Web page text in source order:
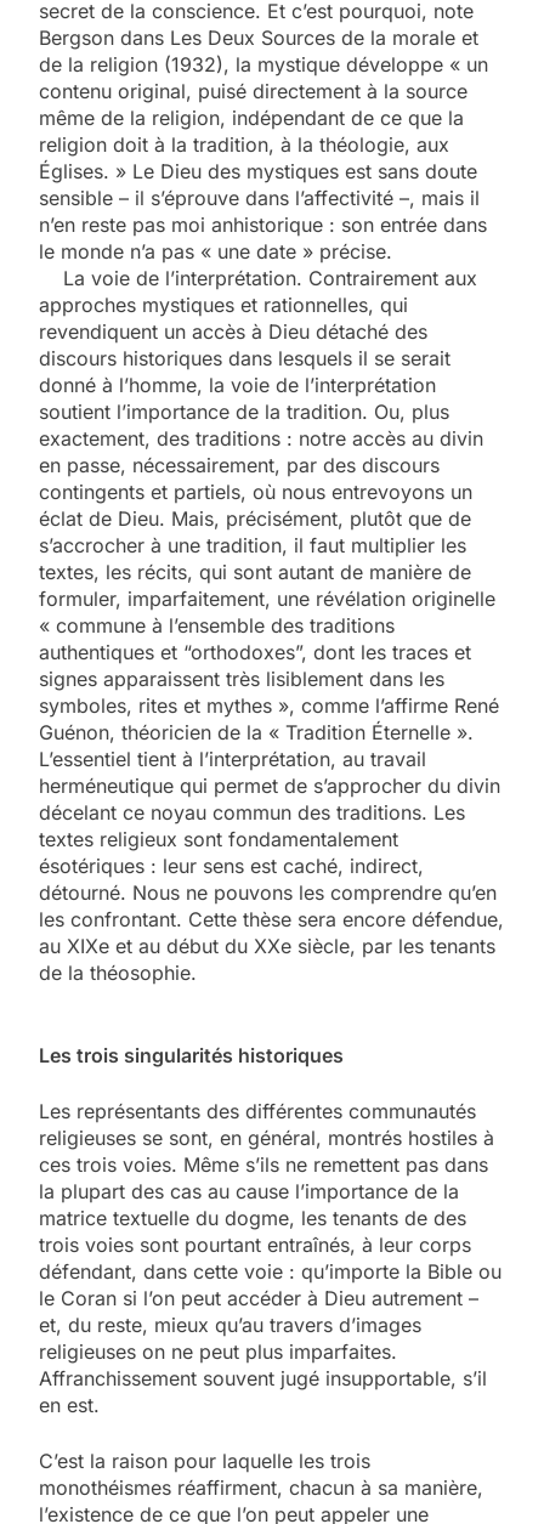
secret de la conscience. Et c’est pourquoi, note
Bergson dans Les Deux Sources de la morale et
de la religion (1932), la mystique développe « un
contenu original, puisé directement à la source
même de la religion, indépendant de ce que la
religion doit à la tradition, à la théologie, aux
Églises. » Le Dieu des mystiques est sans doute
sensible – il s’éprouve dans l’affectivité –, mais il
n’en reste pas moi anhistorique : son entrée dans
le monde n’a pas « une date » précise.
La voie de l’interprétation. Contrairement aux
approches mystiques et rationnelles, qui
revendiquent un accès à Dieu détaché des
discours historiques dans lesquels il se serait
donné à l’homme, la voie de l’interprétation
soutient l’importance de la tradition. Ou, plus
exactement, des traditions : notre accès au divin
en passe, nécessairement, par des discours
contingents et partiels, où nous entrevoyons un
éclat de Dieu. Mais, précisément, plutôt que de
s’accrocher à une tradition, il faut multiplier les
textes, les récits, qui sont autant de manière de
formuler, imparfaitement, une révélation originelle
« commune à l’ensemble des traditions
authentiques et “orthodoxes”, dont les traces et
signes apparaissent très lisiblement dans les
symboles, rites et mythes », comme l’affirme René
Guénon, théoricien de la « Tradition Éternelle ».
L’essentiel tient à l’interprétation, au travail
herméneutique qui permet de s’approcher du divin
décelant ce noyau commun des traditions. Les
textes religieux sont fondamentalement
ésotériques : leur sens est caché, indirect,
détourné. Nous ne pouvons les comprendre qu’en
les confrontant. Cette thèse sera encore défendue,
au XIXe et au début du XXe siècle, par les tenants
de la théosophie.
Les trois singularités historiques
Les représentants des différentes communautés
religieuses se sont, en général, montrés hostiles à
ces trois voies. Même s’ils ne remettent pas dans
la plupart des cas au cause l’importance de la
matrice textuelle du dogme, les tenants de des
trois voies sont pourtant entraînés, à leur corps
défendant, dans cette voie : qu’importe la Bible ou
le Coran si l’on peut accéder à Dieu autrement –
et, du reste, mieux qu’au travers d’images
religieuses on ne peut plus imparfaites.
Affranchissement souvent jugé insupportable, s’il
en est.
C’est la raison pour laquelle les trois
monothéismes réaffirment, chacun à sa manière,
l’existence de ce que l’on peut appeler une